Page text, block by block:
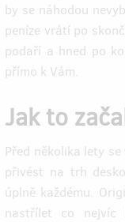
by se náhodou
peníze vrátí po
podaří a hned po
přímo k Vám.
Jak to
Před několika lety
přivést na trh
úplně každému.
nastřílet co nejvíc